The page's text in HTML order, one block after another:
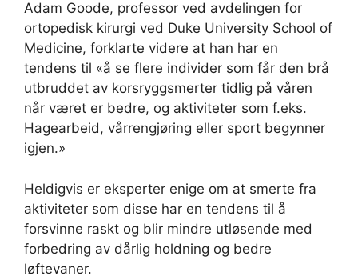
Adam Goode, professor ved avdelingen for
ortopedisk kirurgi ved Duke University School of
Medicine, forklarte videre at han har en
tendens til «å se flere individer som får den brå
utbruddet av korsryggsmerter tidlig på våren
når været er bedre, og aktiviteter som f.eks.
Hagearbeid, vårrengjøring eller sport begynner
igjen.»
Heldigvis er eksperter enige om at smerte fra
aktiviteter som disse har en tendens til å
forsvinne raskt og blir mindre utløsende med
forbedring av dårlig holdning og bedre
løftevaner.